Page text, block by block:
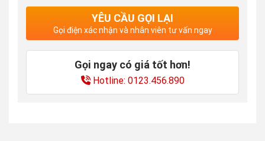
YÊU CẦU GỌI LẠI
Gọi điện xác nhận và nhân viên tư vấn ngay
Gọi ngay có giá tốt hơn!
Hotline: 0123.456.890